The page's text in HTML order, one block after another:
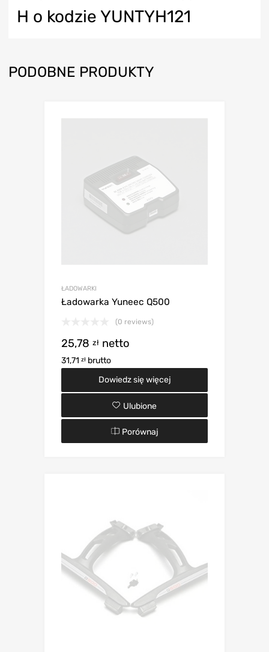
H o kodzie YUNTYH121
PODOBNE PRODUKTY
ŁADOWARKI
Ładowarka Yuneec Q500
(0 reviews)
25,78 zł netto
31,71 zł brutto
Dowiedz się więcej
Ulubione
Porównaj